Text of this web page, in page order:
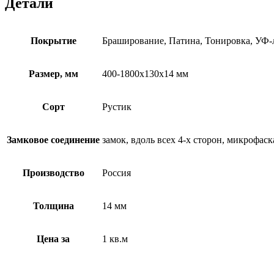
Детали
Покрытие Браширование, Патина, Тонировка, УФ-
Размер, мм 400-1800х130х14 мм
Сорт Рустик
Замковое соединение замок, вдоль всех 4-х сторон,
Производство Россия
Толщина 14 мм
Цена за 1 кв.м